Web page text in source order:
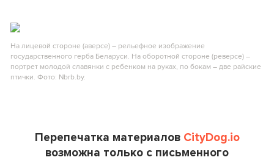
На лицевой стороне (аверсе) – рельефное изображение
государственного герба Беларуси. На оборотной стороне (реверсе) –
портрет молодой славянки с ребенком на руках, по бокам – две райские
птички. Фото: Nbrb.by.
Перепечатка материалов CityDog.io
возможна только с письменного